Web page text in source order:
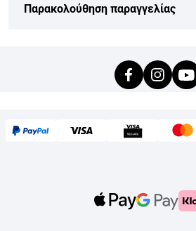
Παρακολούθηση παραγγελίας